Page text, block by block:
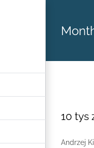
10 tys
Andrzej